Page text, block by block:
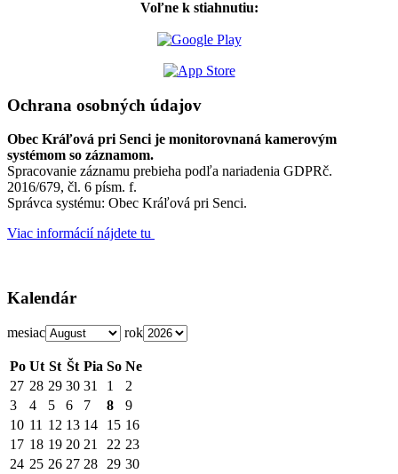
Voľne k stiahnutiu:
Ochrana osobných údajov
Obec Kráľová pri Senci je monitorovnaná kamerovým
systémom so záznamom.
Spracovanie záznamu prebieha podľa nariadenia GDPRč.
2016/679, čl. 6 písm. f.
Správca systému: Obec Kráľová pri Senci.
Viac informácií nájdete tu
Kalendár
mesiac rok
Po Ut St Št Pia So Ne
27 28 29 30 31 1
2
3
4 5 6 7 8
9
10 11 12 13 14 15 16
17 18 19 20 21 22 23
24 25 26 27 28 29 30